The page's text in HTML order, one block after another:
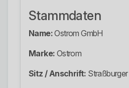
Stammdaten
Name:Ostrom GmbH
Marke: Ostrom
Sitz / Anschrift: